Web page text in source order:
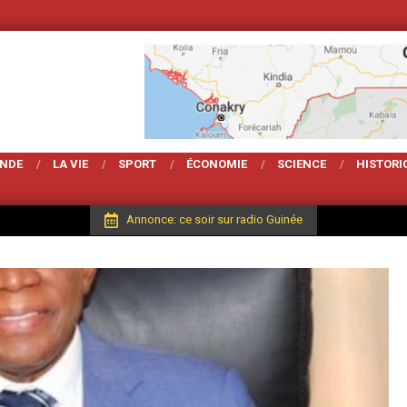
Votre Magarzine
LA VIE SPORT ÉCONOMIE SCIENCE
Annonce: ce soir sur radio Guinée